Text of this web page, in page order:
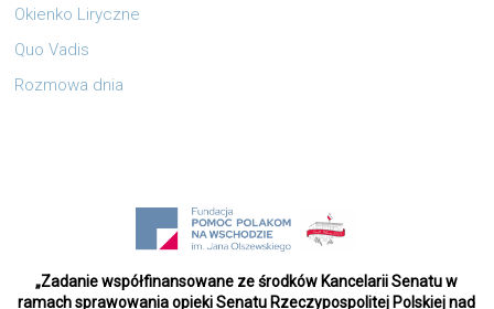
Okienko Liryczne
Quo Vadis
Rozmowa dnia
„Zadanie współfinansowane ze środków Kancelarii Senatu w
ramach sprawowania opieki Senatu Rzeczypospolitej Polskiej nad